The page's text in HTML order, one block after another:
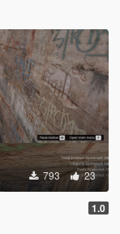
793 23
1.0